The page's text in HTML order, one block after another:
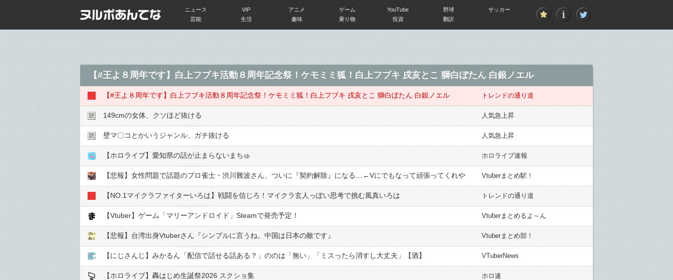
ニュース VIP アニメ ゲーム YouTube 野球
サッカー
芸能
生活 趣味 乗り物 投資 翻訳
【#王よ８周年です】白上フブキ活動８周年記念祭！ケモミミ狐！白上フブキ 戌亥とこ 獅白ぼたん 白銀ノエル
【#王よ８周年です】白上フブキ活動８周年記念祭！ケモミミ狐！白上フブキ 戌亥とこ 獅白ぼたん 白銀ノエル トレンドの通り道
149cmの女体、クソほど抜ける 人気急上昇
壁マ〇コとかいうジャンル、ガチ抜ける 人気急上昇
【ホロライブ】愛知県の話が止まらないまちゅ ホロライブ速報
【悲報】女性問題で話題のプロ雀士・渋川難波さん、ついに『契約解除』になる…←Vにでもなって頑張ってくれや Vtuberまとめ駅！
【NO.1マイクラファイターいろは】戦闘を信じろ！マイクラ玄人っぽい思考で挑む風真いろは トレンドの通り道
【Vtuber】ゲーム「マリーアンドロイド」Steamで発売予定！ Vtuberまとめるよ～ん
【悲報】台湾出身Vtuberさん『シンプルに言うね。中国は日本の敵です』 Vtuberまとめ部！
【にじさんじ】みかるん「配信で話せる話ある？」ののは「無い」「ミスったら消すし大丈夫」【酒】 VTuberNews
【ホロライブ】轟はじめ生誕祭2026 スクショ集 ホロ速